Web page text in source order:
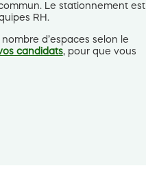
Le stationnement est
RH.
d’espaces selon le
candidats, pour que vous